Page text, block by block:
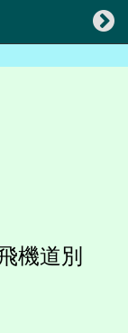
機道別